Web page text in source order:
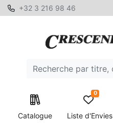
+32 3 216 98 46
Catalogue Liste d'Envies
0